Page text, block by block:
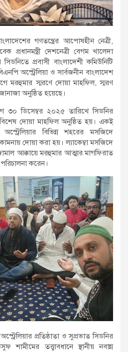
গণতন্ত্রের আপোষহীন নেত্রী,
প্রধানমন্ত্রী দেশনেত্রী বেগম খালেদা
সিডনিতে প্রবাসী বাংলাদেশী কমিউনিটি
অস্ট্রেলিয়া ও সার্বজনীন বাংলাদেশ
মরহুমার স্মরণে দোয়া মাহফিল, স্মরণ
অনুষ্ঠিত হয়েছে।
৩০ ডিসেম্বর ২০২৫ তারিখে সিডনির
বিশেষ দোয়া মাহফিল অনুষ্ঠিত হয়। একই
বিভিন্ন শহরের মসজিদে
দোয়া করা হয়। ল্যাকেম্বা মসজিদে
আক্কায়ে মরহুমার আত্মার মাগফিরাত
করেন।
প্রতিষ্ঠাতা ও সুপ্রভাত সিডনির
তত্ত্বাবধানে স্থানীয় নবান্ন